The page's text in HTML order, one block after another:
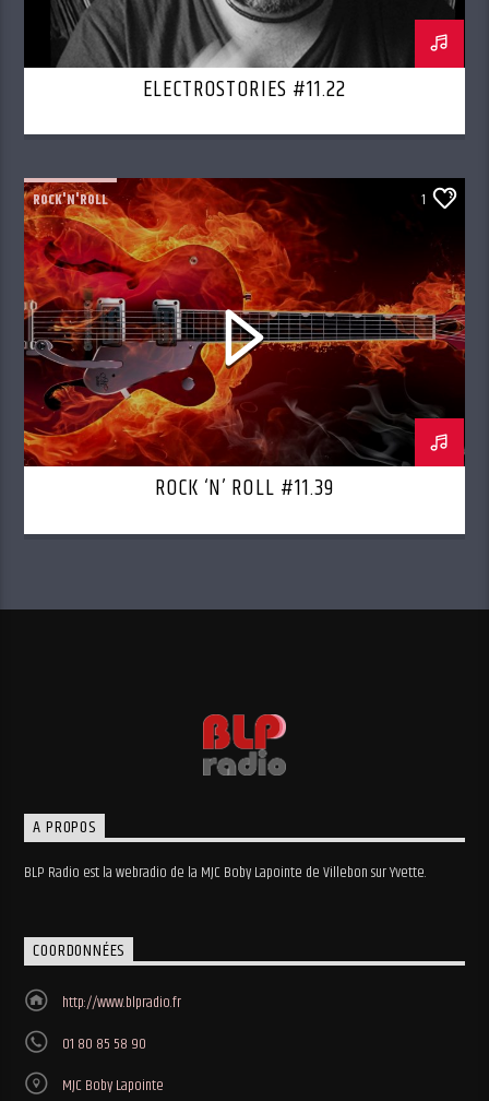
ELECTROSTORIES #11.22
ROCK'N'ROLL 1
ROCK ‘N’ ROLL #11.39
A PROPOS
BLP Radio est la webradio de la MJC Boby Lapointe de Villebon sur Yvette.
COORDONNÉES
http://www.blpradio.fr
01 80 85 58 90
MJC Boby Lapointe